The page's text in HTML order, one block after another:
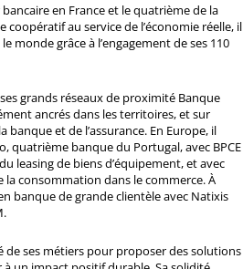
en France et le quatrième de la
au service de l’économie réelle, il
monde grâce à l’engagement de ses 110
ses grands réseaux de proximité Banque
ancrés dans les territoires, et sur
banque et de l’assurance. En Europe, il
quatrième banque du Portugal, avec BPCE
leasing de biens d’équipement, et avec
consommation dans le commerce. À
banque de grande clientèle avec Natixis
de ses métiers pour proposer des solutions